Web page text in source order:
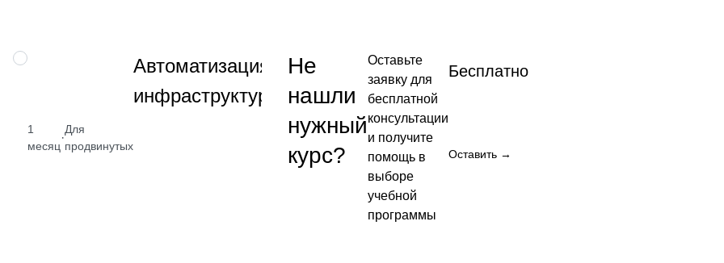
НАВЫК
1
месяц
·
Для
продвинутых
Автоматизация
инфраструктуры
Навык
управления
инфраструктурой
от 2 400
₽
Посмотреть
→
Не
нашли
нужный
курс?
Оставьте
заявку для
бесплатной
консультации
и получите
помощь в
выборе
учебной
программы
Бесплатно
Оставить →